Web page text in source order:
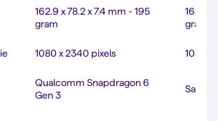
162.9 x 78.2 x 7.4 mm - 195
gram
162.9 x
gram
1080 x 2340 pixels 1080 x
Qualcomm Snapdragon 6
Gen 3